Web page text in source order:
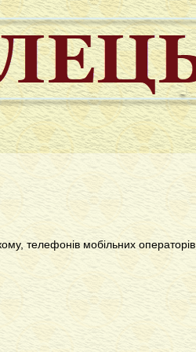
телефонів мобільних операторів